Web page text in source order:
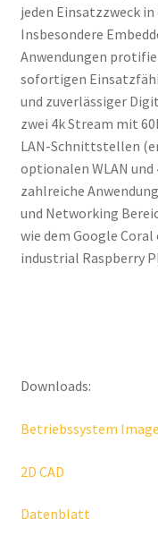
jeden Einsatzzweck
Insbesondere
Anwendungen
sofortigen
und zuverlässiger
zwei 4k Stream mit
LAN-Schnittstellen
optionalen WLAN und
zahlreiche
und Networking
wie dem Google
industrial Raspberry
Downloads:
Betriebssystem
2D CAD
Datenblatt